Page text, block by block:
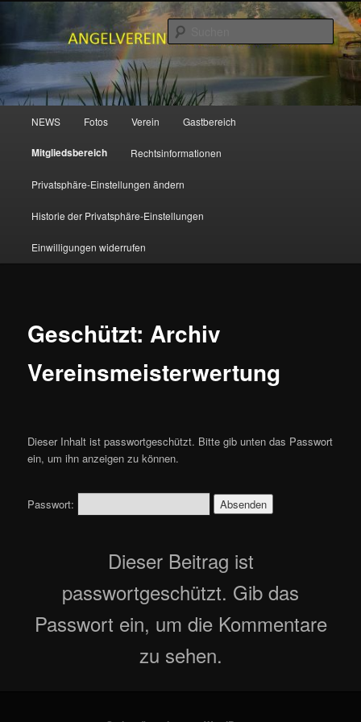
Inhalt
springenANGELVEREIN MUDENBACH e.V.
NEWS Fotos Verein Gastbereich
Mitgliedsbereich Rechtsinformationen
Privatsphäre-Einstellungen ändern
Historie der Privatsphäre-Einstellungen
Einwilligungen widerrufen
Geschützt: Archiv
Vereinsmeisterwertung
Dieser Inhalt ist passwortgeschützt. Bitte gib unten das Passwort
ein, um ihn anzeigen zu können.
Passwort:
Dieser Beitrag ist
passwortgeschützt. Gib das
Passwort ein, um die Kommentare
zu sehen.